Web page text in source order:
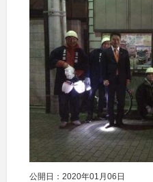
公開日：2020年01月06日